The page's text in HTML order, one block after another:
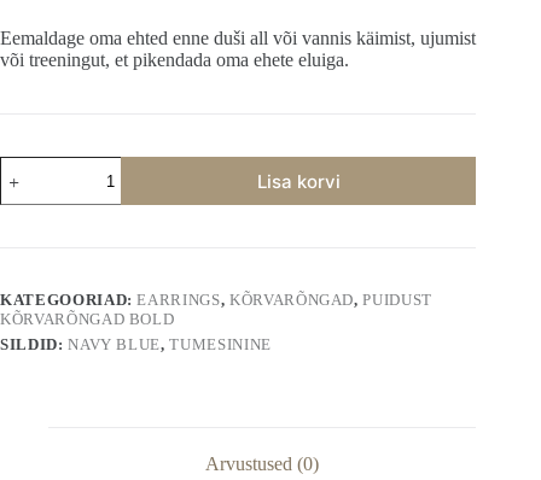
Eemaldage oma ehted enne duši all või vannis käimist, ujumist
või treeningut, et pikendada oma ehete eluiga.
Kõrvarõngad
Bold
Lisa korvi
KATEGOORIAD:EARRINGS, KÕRVARÕNGAD,PUIDUST
KÕRVARÕNGAD BOLD
SILDID:NAVY BLUE,TUMESININE
Arvustused (0)